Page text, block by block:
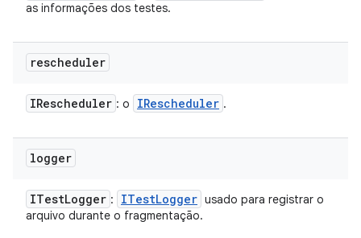
as informações dos testes.
rescheduler
IRescheduler : o IRescheduler .
logger
ITestLogger : ITestLogger usado para registrar o
arquivo durante o fragmentação.